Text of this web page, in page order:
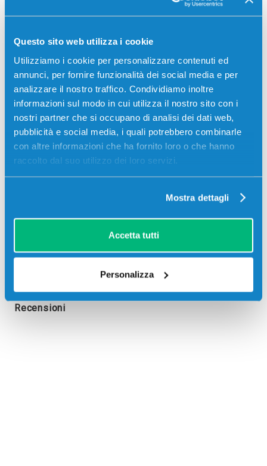
Questo sito web utilizza i cookie
Utilizziamo i cookie per personalizzare contenuti ed
annunci, per fornire funzionalità dei social media e per
analizzare il nostro traffico. Condividiamo inoltre
informazioni sul modo in cui utilizza il nostro sito con i
nostri partner che si occupano di analisi dei dati web,
pubblicità e social media, i quali potrebbero combinarle
con altre informazioni che ha fornito loro o che hanno
raccolto dal suo utilizzo dei loro servizi.
Mostra dettagli
Accetta tutti
Personalizza
Contrassegno
Bonifico bancario
Descrizione
Cartuccia originale Epson C13T488011 T488
Recensioni